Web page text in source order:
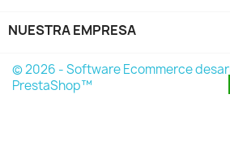
NUESTRA EMPRESA
© 2026 - Software Ecommerce
PrestaShop™